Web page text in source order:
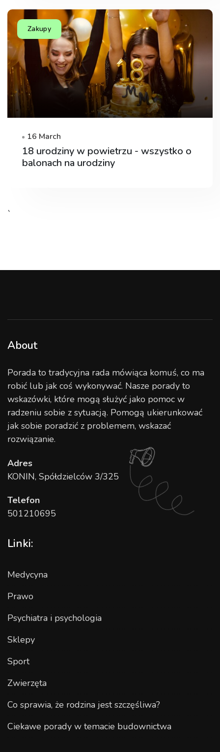
Zakupy
16 March
18 urodziny w powietrzu - wszystko o
balonach na urodziny
`
About
Porada to tradycyjna rada mówiąca komuś, co ma
robić lub jak coś wykonywać. Nasze porady to
wskazówki, które mogą służyć jako pomoc w
radzeniu sobie z sytuacją. Pomogą ukierunkować
jak sobie poradzić z problemem, wskazać
rozwiązanie.
Adres
KONIN, Spółdzielców 3/325
Telefon
501210695
Linki:
Medycyna
Prawo
Psychiatra i psychologia
Sklepy
Sport
Zwierzęta
Co sprawia, że rodzina jest szczęśliwa?
Ciekawe porady w temacie budownictwa